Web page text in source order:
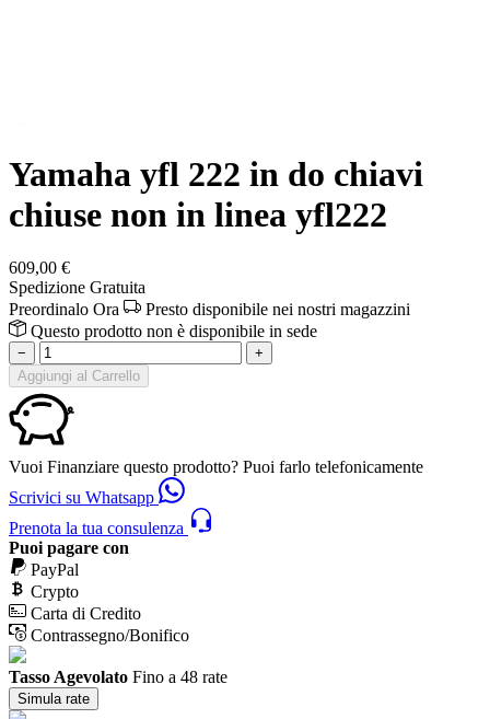
Yamaha yfl 222 in do chiavi
chiuse non in linea yfl222
609,00 €
Spedizione Gratuita
Preordinalo Ora
Presto disponibile nei nostri magazzini
Questo prodotto non è disponibile in sede
−
+
Aggiungi al Carrello
Vuoi Finanziare questo prodotto? Puoi farlo telefonicamente
Scrivici su Whatsapp
Prenota la tua consulenza
Puoi pagare con
PayPal
Crypto
Carta di Credito
Contrassegno/Bonifico
Tasso Agevolato Fino a 48 rate
Simula rate